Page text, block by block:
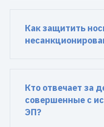
Как защитить
Кто отвечает за
совершенные с
ЭП?